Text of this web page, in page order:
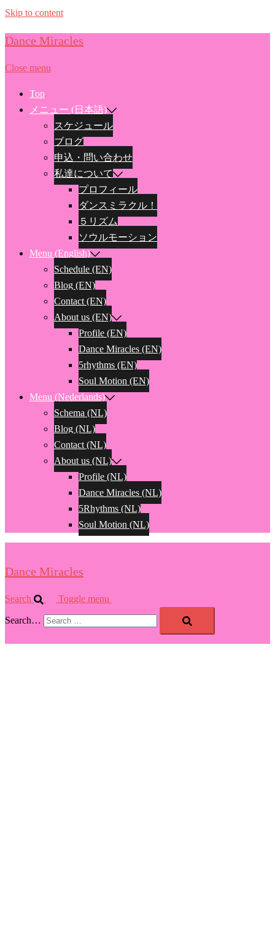
Skip to content
Dance Miracles
Close menu
Top
メニュー (日本語)
スケジュール
ブログ
申込・問い合わせ
私達について
プロフィール
ダンスミラクル！
５リズム
ソウルモーション
Menu (English)
Schedule (EN)
Blog (EN)
Contact (EN)
About us (EN)
Profile (EN)
Dance Miracles (EN)
5rhythms (EN)
Soul Motion (EN)
Menu (Nederlands)
Schema (NL)
Blog (NL)
Contact (NL)
About us (NL)
Profile (NL)
Dance Miracles (NL)
5Rhythms (NL)
Soul Motion (NL)
Dance Miracles
Search Toggle menu
Search…